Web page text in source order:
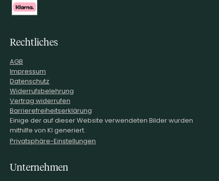
Rechtliches
AGB
Impressum
Datenschutz
Widerrufsbelehrung
Vertrag widerrufen
Barrierefreiheitserklärung
Einige der auf dieser Website verwendeten Bilder wurden
mithilfe von KI generiert.
Privatsphäre-Einstellungen
Unternehmen